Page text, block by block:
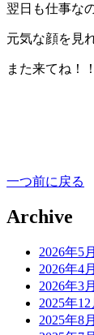
翌日も仕事な
元気な顔を見
また来てね！！
一つ前に戻る
Archive
2026年5月
2026年4月
2026年3月
2025年12
2025年8月